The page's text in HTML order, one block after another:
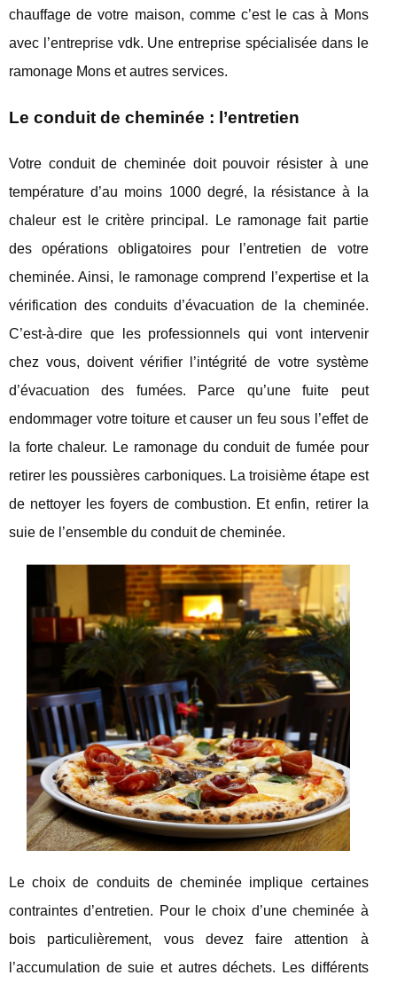
chauffage de votre maison, comme c’est le cas à Mons
avec l’entreprise vdk. Une entreprise spécialisée dans le
ramonage Mons et autres services.
Le conduit de cheminée : l’entretien
Votre conduit de cheminée doit pouvoir résister à une
température d’au moins 1000 degré, la résistance à la
chaleur est le critère principal. Le ramonage fait partie
des opérations obligatoires pour l’entretien de votre
cheminée. Ainsi, le ramonage comprend l’expertise et la
vérification des conduits d’évacuation de la cheminée.
C’est-à-dire que les professionnels qui vont intervenir
chez vous, doivent vérifier l’intégrité de votre système
d’évacuation des fumées. Parce qu’une fuite peut
endommager votre toiture et causer un feu sous l’effet de
la forte chaleur. Le ramonage du conduit de fumée pour
retirer les poussières carboniques. La troisième étape est
de nettoyer les foyers de combustion. Et enfin, retirer la
suie de l’ensemble du conduit de cheminée.
Le choix de conduits de cheminée implique certaines
contraintes d’entretien. Pour le choix d’une cheminée à
bois particulièrement, vous devez faire attention à
l’accumulation de suie et autres déchets. Les différents